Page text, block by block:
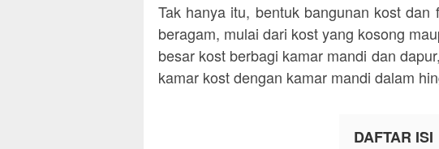
Tak hanya itu, bentuk bangunan kost
beragam, mulai dari kost yang kosong
besar kost berbagi kamar mandi dan
kamar kost dengan kamar mandi dalam
DAFTAR ISI